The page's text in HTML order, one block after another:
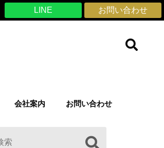
お問い合わせ
LINE
会社案内 お問い合わせ